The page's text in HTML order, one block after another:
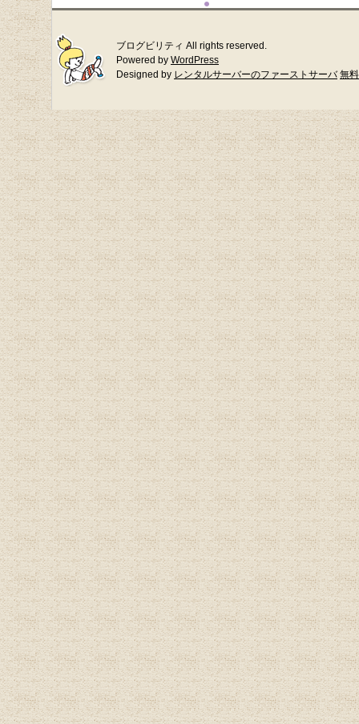
ブログビリティ All rights reserved.
Powered by WordPress
Designed by レンタルサーバーのファーストサーバ 無